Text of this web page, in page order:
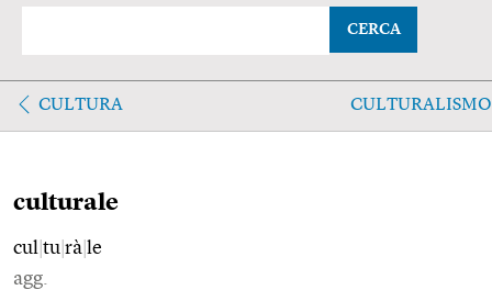
CERCA
CULTURA CULTURALISMO
culturale
cul tu rà le
agg.